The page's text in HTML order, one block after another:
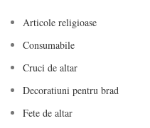
Articole religioase
Consumabile
Cruci de altar
Decoratiuni pentru brad
Fete de altar